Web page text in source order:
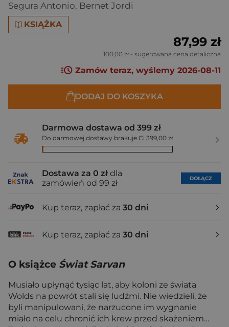
Segura Antonio, Bernet Jordi
KSIĄŻKA
87,99 zł
100,00 zł - sugerowana cena detaliczna
Zamów teraz, wyślemy 2026-08-11
DODAJ DO KOSZYKA
Darmowa dostawa od 399 zł
Do darmowej dostawy brakuje Ci 399,00 zł
Dostawa za 0 zł dla
zamówień od 99 zł
DOŁĄCZ
Kup teraz, zapłać za 30 dni
Kup teraz, zapłać za 30 dni
O książce Świat Sarvan
Musiało upłynąć tysiąc lat, aby koloni ze świata
Wolds na powrót stali się ludźmi. Nie wiedzieli, że
byli manipulowani, że narzucone im wygnanie
miało na celu chronić ich krew przed skażeniem…